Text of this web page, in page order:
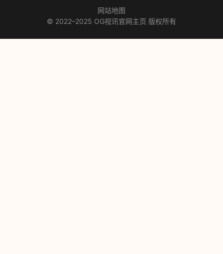
网站地图
© 2022–2025 OG视讯官网主页 版权所有